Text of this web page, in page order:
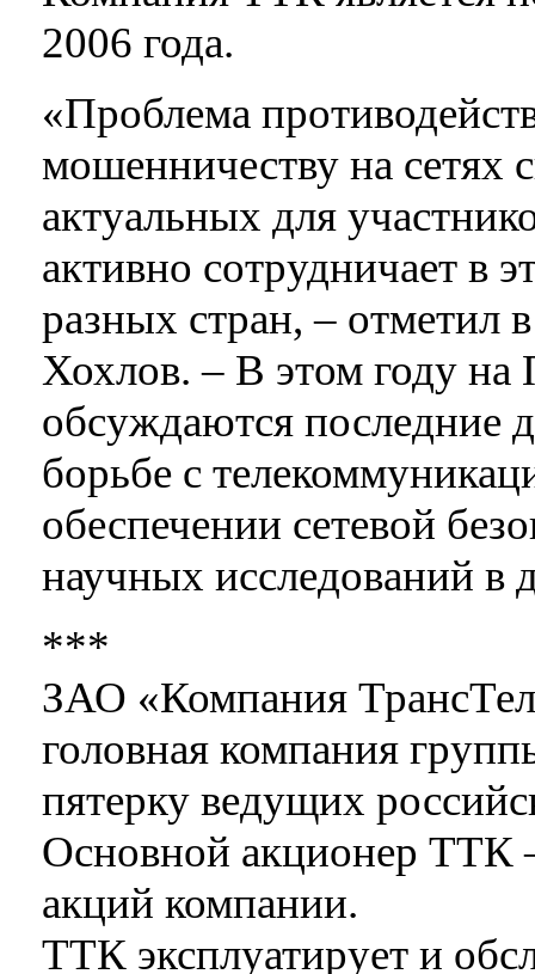
2006 года.
«Проблема
мошенничеству на сетях
актуальных для
активно сотрудничает в
разных стран, – отметил
Хохлов. – В этом году
обсуждаются последние
борьбе с
обеспечении сетевой
научных исследований
***
ЗАО «Компания
головная компания
пятерку ведущих
Основной акционер
акций компании.
ТТК эксплуатирует и